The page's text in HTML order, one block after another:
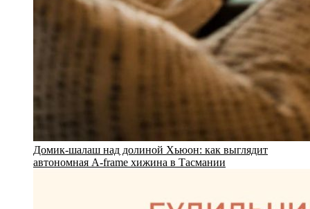
Домик-шалаш над долиной Хьюон: как выглядит
автономная A-frame хижина в Тасмании